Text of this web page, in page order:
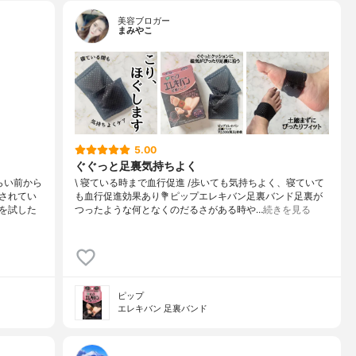
い前から
れてい
試した
美容ブロガー
まみやこ
5.00
ぐぐっと足裏気持ちよく
\ 寝ている時まで血行促進 /⁡歩いても気持ちよく、寝ていて
も血行促進効果あり⁡⁡⁡💐ピップエレキバン足裏バンド⁡⁡足裏が
つったような何となくのだるさがある時や…続きを見る
ピップ
エレキバン 足裏バンド